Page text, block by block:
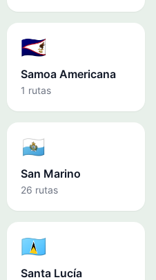
🇦🇸
Samoa Americana
1 rutas
🇸🇲
San Marino
26 rutas
🇱🇨
Santa Lucía